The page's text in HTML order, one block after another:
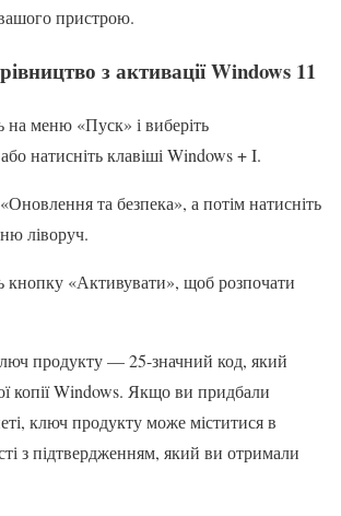
пристрою.
з активації Windows 11
на меню «Пуск» і виберіть
натисніть клавіші Windows + I.
та безпека», а потім натисніть
ліворуч.
кнопку «Активувати», щоб розпочати
продукту — 25-значний код, який
копії Windows. Якщо ви придбали
ключ продукту може міститися в
з підтвердженням, який ви отримали